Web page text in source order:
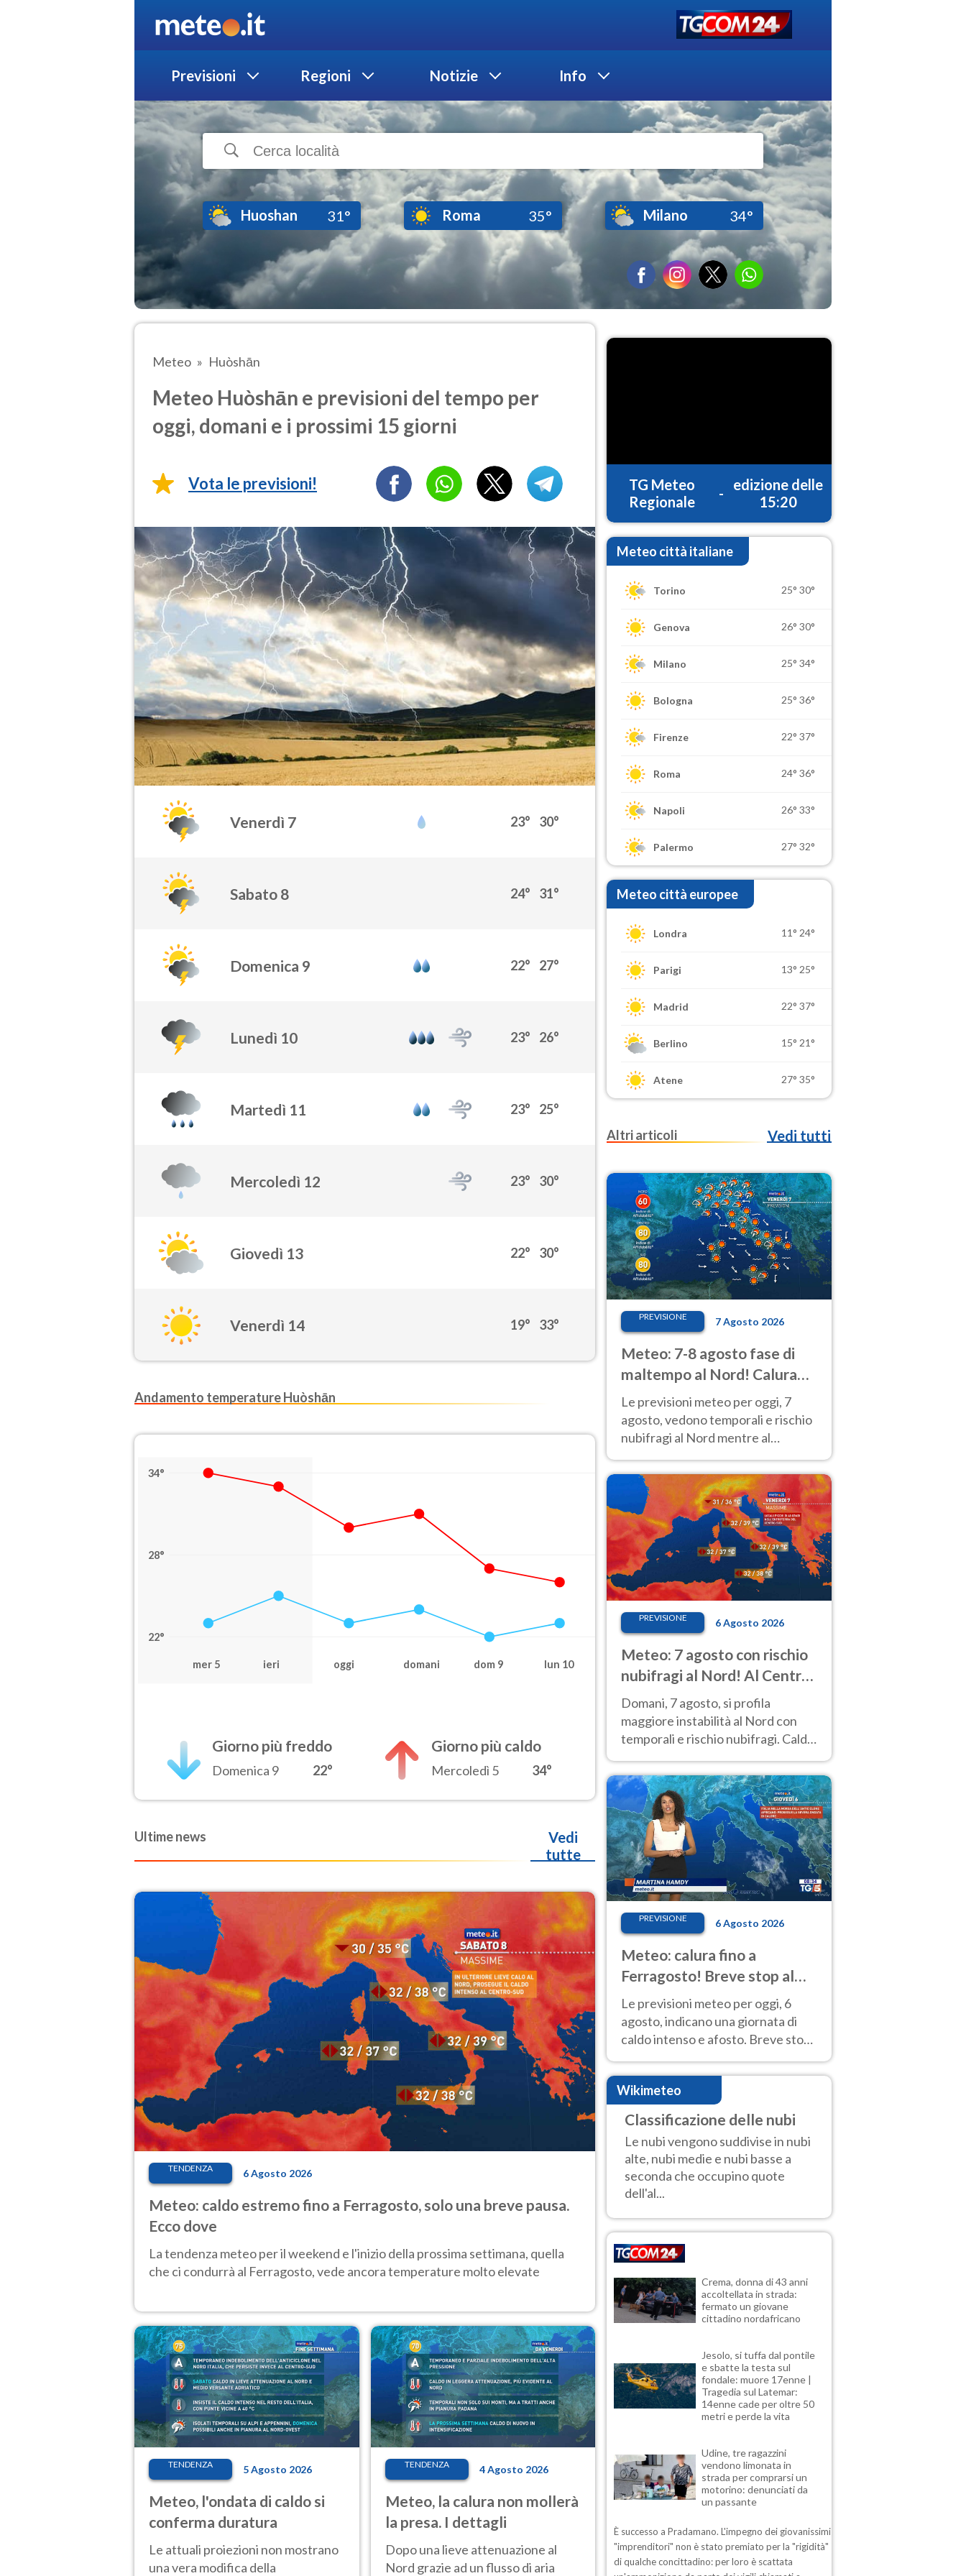
Previsioni Regioni Notizie Info
Huoshan 31° Roma 35° Milano 34°
Meteo Huòshān
Meteo Huòshān e previsioni del tempo per
oggi, domani e i prossimi 15 giorni
Vota le previsioni!
Venerdì 7 23° 30°
Sabato 8 24° 31°
Domenica 9 22° 27°
Lunedì 10 23° 26°
Martedì 11 23° 25°
Mercoledì 12 23° 30°
Giovedì 13 22° 30°
Venerdì 14 19° 33°
Andamento temperature Huòshān
34°
28°
22°
mer 5 ieri oggi domani dom 9 lun 10
Giorno più freddo
Domenica 9 22°
Giorno più caldo
Mercoledì 5 34°
Ultime news
Vedi
tutte
TENDENZA 6 Agosto 2026
Meteo: caldo estremo fino a Ferragosto, solo una breve pausa.
Ecco dove
La tendenza meteo per il weekend e l'inizio della prossima settimana, quella
che ci condurrà al Ferragosto, vede ancora temperature molto elevate
TENDENZA 5 Agosto 2026
Meteo, l'ondata di caldo si
conferma duratura
Le attuali proiezioni non mostrano
una vera modifica della
TENDENZA 4 Agosto 2026
Meteo, la calura non mollerà
la presa. I dettagli
Dopo una lieve attenuazione al
Nord grazie ad un flusso di aria
TG Meteo
Regionale
-
edizione delle
15:20
Meteo città italiane
Torino 25° 30°
Genova 26° 30°
Milano 25° 34°
Bologna 25° 36°
Firenze 22° 37°
Roma 24° 36°
Napoli 26° 33°
Palermo 27° 32°
Meteo città europee
Londra 11° 24°
Parigi 13° 25°
Madrid 22° 37°
Berlino 15° 21°
Atene 27° 35°
Altri articoli Vedi tutti
PREVISIONE 7 Agosto 2026
Meteo: 7-8 agosto fase di
maltempo al Nord! Calura
fino a Ferragosto
Le previsioni meteo per oggi, 7
agosto, vedono temporali e rischio
nubifragi al Nord mentre al
molto intenso.
PREVISIONE 6 Agosto 2026
Meteo: 7 agosto con rischio
nubifragi al Nord! Al Centro-
Sud caldo estremo
Domani, 7 agosto, si profila
maggiore instabilità al Nord con
temporali e rischio nubifragi. Caldo
previsioni.
PREVISIONE 6 Agosto 2026
Meteo: calura fino a
Ferragosto! Breve stop al
Nord tra 7 e 9 agosto
Le previsioni meteo per oggi, 6
agosto, indicano una giornata di
caldo intenso e afosto. Breve stop
all'Anticiclone solo sulle regioni del
Nord.
Wikimeteo
Classificazione delle nubi
Le nubi vengono suddivise in nubi
alte, nubi medie e nubi basse a
seconda che occupino quote
dell'al...
Crema, donna di 43 anni
accoltellata in strada:
fermato un giovane
cittadino nordafricano
Jesolo, si tuffa dal pontile
e sbatte la testa sul
fondale: muore 17enne |
Tragedia sul Latemar:
14enne cade per oltre 50
metri e perde la vita
Udine, tre ragazzini
vendono limonata in
strada per comprarsi un
motorino: denunciati da
un passante
È successo a Pradamano. L'impegno dei giovanissimi
"imprenditori" non è stato premiato per la "rigidità"
di qualche concittadino: per loro è scattata